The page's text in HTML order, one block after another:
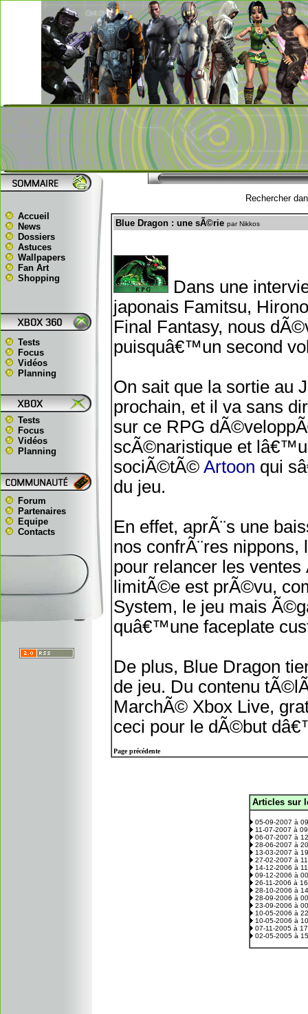
Accueil
News
Dossiers
Astuces
Wallpapers
Fan Art
Shopping
Tests
Focus
Vidéos
Planning
Tests
Focus
Vidéos
Planning
Forum
Partenaires
Equipe
Contacts
Rechercher
Blue Dragon : une sÃ©rie par Nikkos
Dans une
japonais Famitsu,
Final Fantasy, nous
puisquâ€™un second
On sait que la sortie au
prochain, et il va sans
sur ce RPG
scÃ©naristique et
sociÃ©tÃ© Artoon qui
du jeu.
En effet, aprÃ¨s une
nos confrÃ¨res
pour relancer les
limitÃ©e est prÃ©vu,
System, le jeu mais
quâ€™une faceplate
De plus, Blue Dragon
de jeu. Du contenu
MarchÃ© Xbox Live,
ceci pour le dÃ©but
Page précédente
Articles sur
05-09-2007 à
11-07-2007 à
06-07-2007 à
28-06-2007 à
13-03-2007 à
27-02-2007 à
14-12-2006 à
09-12-2006 à
26-11-2006 à
28-10-2006 à
28-09-2006 à
23-09-2006 à
10-05-2006 à
10-05-2006 à
07-11-2005 à
02-05-2005 à